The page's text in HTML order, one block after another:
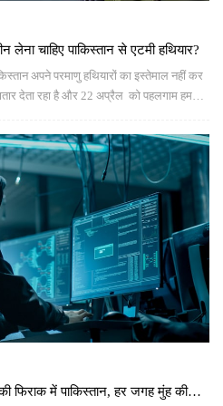
लेना चाहिए पाकिस्तान से एटमी हथियार?
अपने परमाणु हथियारों का इस्तेमाल नहीं कर
देता रहा है और 22 अप्रैल को पहलगाम हमले
फिराक में पाकिस्तान, हर जगह मुंह की